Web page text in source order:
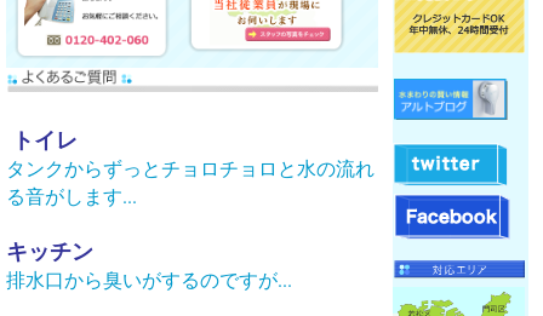
トイレ
タンクからずっとチョロチョロと水の流れ
る音がします...
キッチン
排水口から臭いがするのですが...